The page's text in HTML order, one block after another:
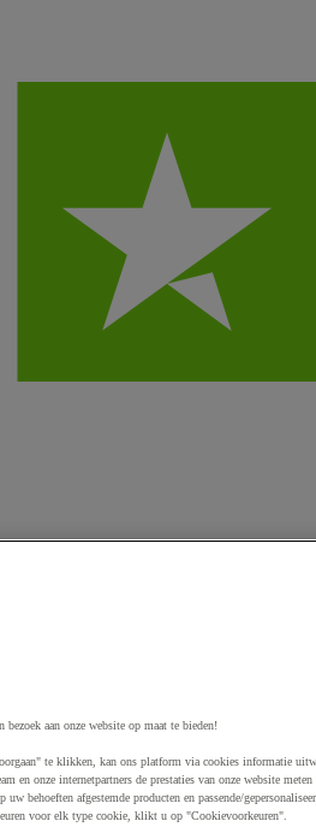
aan onze website op maat te bieden!
te klikken, kan ons platform via cookies informatie
en onze internetpartners de prestaties van onze website
behoeften afgestemde producten en passende/
voor elk type cookie, klikt u op "Cookievoorkeuren".